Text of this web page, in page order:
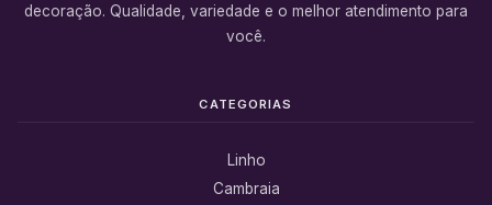
decoração. Qualidade, variedade e o melhor atendimento para
você.
CATEGORIAS
Linho
Cambraia